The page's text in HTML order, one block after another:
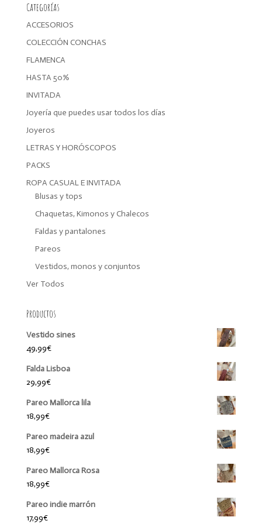
Categorías
ACCESORIOS
COLECCIÓN CONCHAS
FLAMENCA
HASTA 50%
INVITADA
Joyería que puedes usar todos los días
Joyeros
LETRAS Y HORÓSCOPOS
PACKS
ROPA CASUAL E INVITADA
Blusas y tops
Chaquetas, Kimonos y Chalecos
Faldas y pantalones
Pareos
Vestidos, monos y conjuntos
Ver Todos
Productos
Vestido sines
49,99€
Falda Lisboa
29,99€
Pareo Mallorca lila
18,99€
Pareo madeira azul
18,99€
Pareo Mallorca Rosa
18,99€
Pareo indie marrón
17,99€